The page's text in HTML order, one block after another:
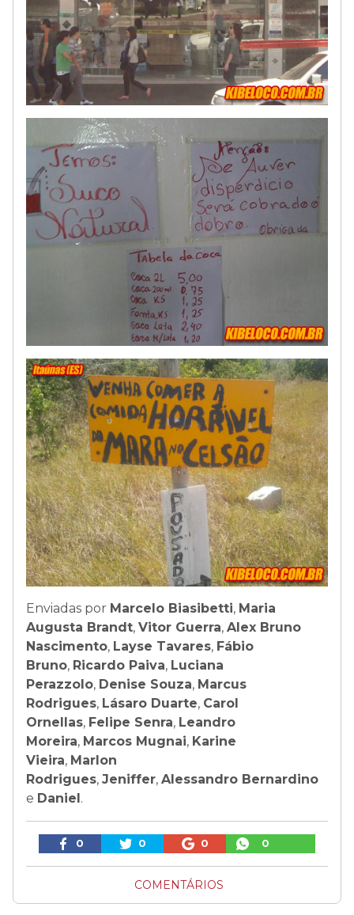
Enviadas por Marcelo Biasibetti, Maria
Augusta Brandt, Vitor Guerra, Alex Bruno
Nascimento, Layse Tavares, Fábio
Bruno, Ricardo Paiva, Luciana
Perazzolo, Denise Souza, Marcus
Rodrigues, Lásaro Duarte, Carol
Ornellas, Felipe Senra, Leandro
Moreira, Marcos Mugnai, Karine
Vieira, Marlon
Rodrigues, Jeniffer, Alessandro Bernardino
e Daniel.
0 0 0 0
COMENTÁRIOS